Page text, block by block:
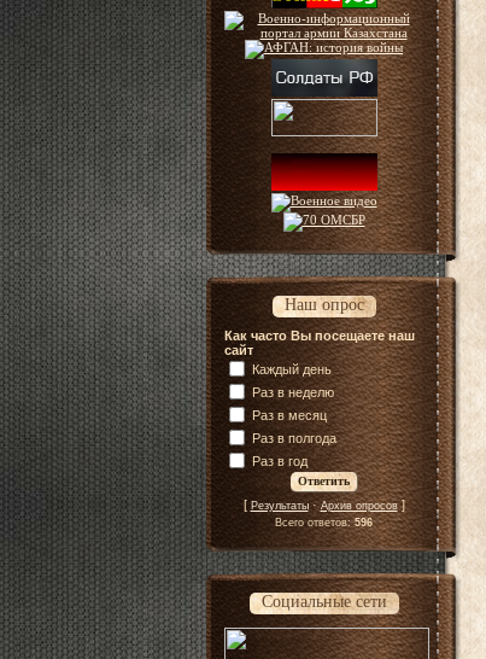
Наш опрос
Как часто Вы посещаете наш
сайт
Каждый день
Раз в неделю
Раз в месяц
Раз в полгода
Раз в год
[ Результаты·Архив опросов]
Всего ответов:596
Социальные сети